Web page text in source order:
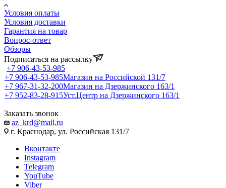
Условия оплаты
Условия доставки
Гарантия на товар
Вопрос-ответ
Обзоры
Подписаться на рассылку
+7 906-43-53-985
+7 906-43-53-985Магазин на Российской 131/7
+7 967-31-32-200Магазин на Дзержинского 163/1
+7 952-83-28-915Уст.Центр на Дзержинского 163/1
Заказать звонок
az_krd@mail.ru
г. Краснодар, ул. Российская 131/7
Вконтакте
Instagram
Telegram
YouTube
Viber